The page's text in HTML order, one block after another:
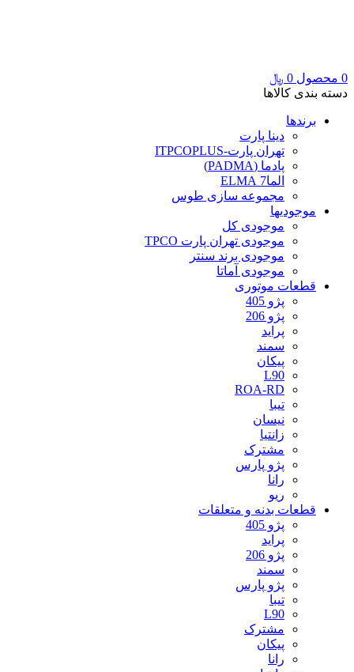
0 محصول 0 ﷼
دسته بندی کالاها
برندها
دینا پارت
تهران پارت-ITPCOPLUS
پادما (PADMA)
الما7 ELMA
مجموعه سازی طوس
موجودیها
موجودی کل
موجودی تهران پارت TPCO
موجودی برند سنتر
موجودی آماتا
قطعات موتوری
پژو 405
پژو 206
پراید
سمند
پیکان
L90
ROA-RD
تیبا
نیسان
زانتیا
مشترک
پژو پارس
رانا
ریو
قطعات بدنه و متعلقات
پژو 405
پراید
پژو 206
سمند
پژو پارس
تیبا
L90
مشترک
پیکان
رانا